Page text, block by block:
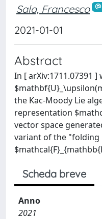
Sala, Francesco
2021-01-01
Abstract
In [ arXiv:1711.07391
the Kac-Moody Lie
representation
vector space
variant of the "folding
Scheda breve
Anno
2021